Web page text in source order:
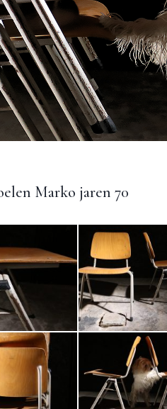
Marko jaren 70